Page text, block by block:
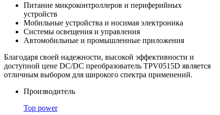
Питание микроконтроллеров и периферийных
устройств
Мобильные устройства и носимая электроника
Системы освещения и управления
Автомобильные и промышленные приложения
Благодаря своей надежности, высокой эффективности и
доступной цене DC/DC преобразователь TPV0515D является
отличным выбором для широкого спектра применений.
Производитель
Top power